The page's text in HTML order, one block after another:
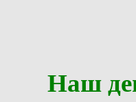
Наш